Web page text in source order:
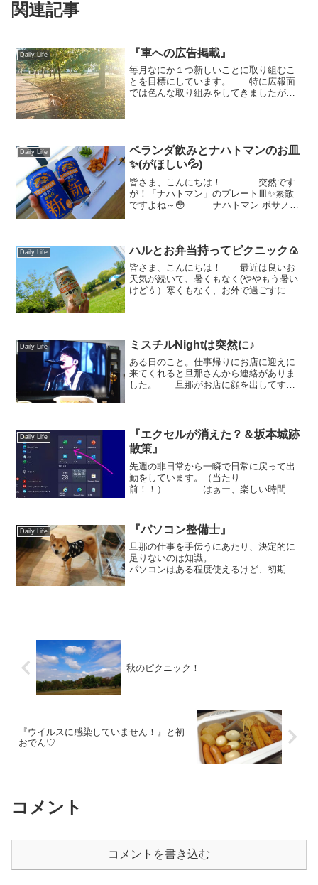
関連記事
Daily Life 『車への広告掲載』
毎月なにか１つ新しいことに取り組むこ
とを目標にしています。 特に広報面
では色んな取り組みをしてきましたが先
Daily Life
ベランダ飲みとナハトマンのお皿
✨(がほしい💦)
皆さま、こんにちは！ 突然です
が！「ナハトマン」のプレート皿✨素敵
ですよね～😳 ナハトマン ボサノバ
Daily Life ハルとお弁当持ってピクニック🍙
皆さま、こんにちは！ 最近は良いお
天気が続いて、暑くもなく(ややもう暑い
けど💧）寒くもなく、お外で過ごすには
Daily Life ミスチルNightは突然に♪
ある日のこと。仕事帰りにお店に迎えに
来てくれると旦那さんから連絡がありま
した。 旦那がお店に顔を出してす
那に限ってそんなこと👀って...
Daily Life
『エクセルが消えた？＆坂本城跡
散策』
先週の非日常から一瞬で日常に戻って出
勤をしています。（当たり
前！！） はぁー、楽しい時間は
たばかり！オリンピックも盛り上がって
いるし、テンションはやや高めです
(笑) ...
Daily Life 『パソコン整備士』
旦那の仕事を手伝うにあたり、決定的に
足りないのは知識。
パソコンはある程度使えるけど、初期設
秋のピクニック！
『ウイルスに感染していません！』と初
おでん♡
コメント
コメントを書き込む